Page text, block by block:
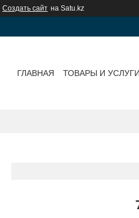
Создать сайт на Satu.kz
ГЛАВНАЯ ТОВАРЫ И УСЛУГИ